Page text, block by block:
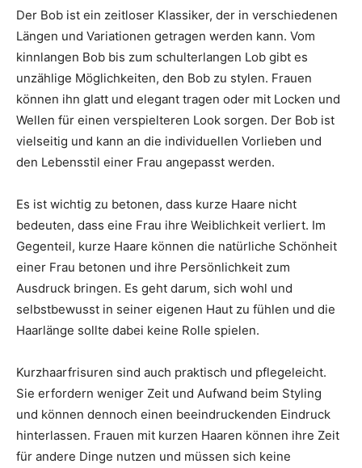
Der Bob ist ein zeitloser Klassiker, der in verschiedenen
Längen und Variationen getragen werden kann. Vom
kinnlangen Bob bis zum schulterlangen Lob gibt es
unzählige Möglichkeiten, den Bob zu stylen. Frauen
können ihn glatt und elegant tragen oder mit Locken und
Wellen für einen verspielteren Look sorgen. Der Bob ist
vielseitig und kann an die individuellen Vorlieben und
den Lebensstil einer Frau angepasst werden.
Es ist wichtig zu betonen, dass kurze Haare nicht
bedeuten, dass eine Frau ihre Weiblichkeit verliert. Im
Gegenteil, kurze Haare können die natürliche Schönheit
einer Frau betonen und ihre Persönlichkeit zum
Ausdruck bringen. Es geht darum, sich wohl und
selbstbewusst in seiner eigenen Haut zu fühlen und die
Haarlänge sollte dabei keine Rolle spielen.
Kurzhaarfrisuren sind auch praktisch und pflegeleicht.
Sie erfordern weniger Zeit und Aufwand beim Styling
und können dennoch einen beeindruckenden Eindruck
hinterlassen. Frauen mit kurzen Haaren können ihre Zeit
für andere Dinge nutzen und müssen sich keine